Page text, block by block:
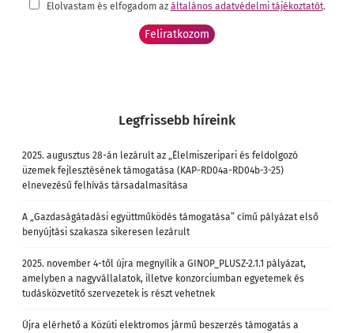
Elolvastam és elfogadom az általános adatvédelmi tájékoztatót.
Legfrissebb híreink
2025. augusztus 28-án lezárult az „Élelmiszeripari és feldolgozó
üzemek fejlesztésének támogatása (KAP-RD04a-RD04b-3-25)
elnevezésű felhívás társadalmasítása
A „Gazdaságátadási együttműködés támogatása” című pályázat első
benyújtási szakasza sikeresen lezárult
2025. november 4-től újra megnyílik a GINOP_PLUSZ-2.1.1 pályázat,
amelyben a nagyvállalatok, illetve konzorciumban egyetemek és
tudásközvetítő szervezetek is részt vehetnek
Újra elérhető a Közúti elektromos jármű beszerzés támogatás a